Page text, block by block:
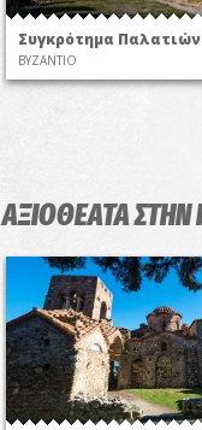
Συγκρότημα
ΒΥΖΑΝΤΙΟ
ΑΞΙΟΘΕΑΤΑ ΣΤΗΝ